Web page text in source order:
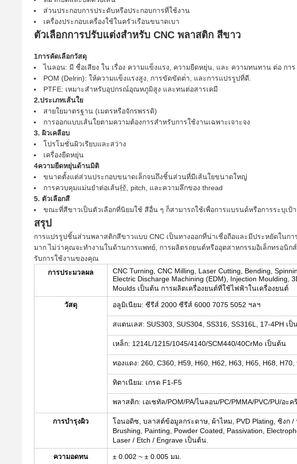
ส่วนประกอบการประดับหรือประกอบการที่ใช้งาน
เครื่องประกอบเครื่องใช้ในครัวเรือนขนาดเบา
ตัวเลือกการปรับแต่งสําหรับ CNC พลาสติก สีขาว
1การคัดเลือกวัสดุ
ไนลอน: มี ชื่อเสียง ใน เรื่อง ความแข็งแรง, ความยืดหยุ่น, และ ความทนทาน ต่อ กา
POM (Delrin): ให้ความแข็งแรงสูง, การขัดขัดต่ํา, และการแปรรูปที่ดี.
PTFE: เหมาะสําหรับอุปกรณ์อุณหภูมิสูง และทนต่อสารเคมี
2.ประเภทเส้นใย
สายใยมาตรฐาน (เมตรหรือจักรพรรดิ)
การออกแบบเส้นใยตามความต้องการสําหรับการใช้งานเฉพาะเจาะจง
3. ผิวเคลือบ
โปรโมชั่นผิวเรียบและสว่าง
เครื่องยืดหยุ่น
4ความยืดหยุ่นด้านมิติ
ขนาดตั้งแต่ส่วนประกอบขนาดเล็กจนถึงชิ้นส่วนที่มีเส้นใยขนาดใหญ่
การควบคุมแม่นยําต่อเส้น径, pitch, และความลึกของ thread
5. ตัวเลือกสี
ขณะที่สีขาวเป็นตัวเลือกที่นิยมใช้ สีอื่น ๆ ก็สามารถใช้เพื่อการแบรนด์หรือการระบุเป้
สรุป
การแปรรูปชิ้นส่วนพลาสติกสีขาวแบบ CNC เป็นทางออกที่น่าเชื่อถือและมีประหยัดในก
มาก ไม่ว่าคุณจะทํางานในด้านการแพทย์, การผลิตรถยนต์หรืออุตสาหกรรมอิเล็กทรอนิ
รับการใช้งานของคุณ
การประมวลผล
CNC Turning, CNC Milling, Laser Cutting, Bending,
Electric Discharge Machining (EDM), Injection Moulding,
Moulds เป็นต้น การผลิตเครื่องยนต์ที่ใช้ไฟฟ้าในเครื่องยนต์
วัสดุ อลูมิเนียม: ซีรีส์ 2000 ซีรีส์ 6000 7075 5052 ฯลฯ
สแตนเลส: SUS303, SUS304, SS316, SS316L, 17-4PH เป็
เหล็ก: 1214L/1215/1045/4140/SCM440/40CrMo เป็นต้น
ทองแดง: 260, C360, H59, H60, H62, H63, H65, H68,
ทิตาเนียม: เกรด F1-F5
พลาสติก: เอเซทัล/POM/PA/ไนลอน/PC/PMMA/PVC/PU/อะ
การบํารุงผิว
โอนอดิซ, บลาสต์ข้อมูลกระดาษ, ผ้าไหม, PVD Plating, ซิงก /
Brushing, Painting, Powder Coated, Passivation,
Laser / Etch / Engrave เป็นต้น.
ความอดทน ± 0.002 ~ ± 0.005 มม.